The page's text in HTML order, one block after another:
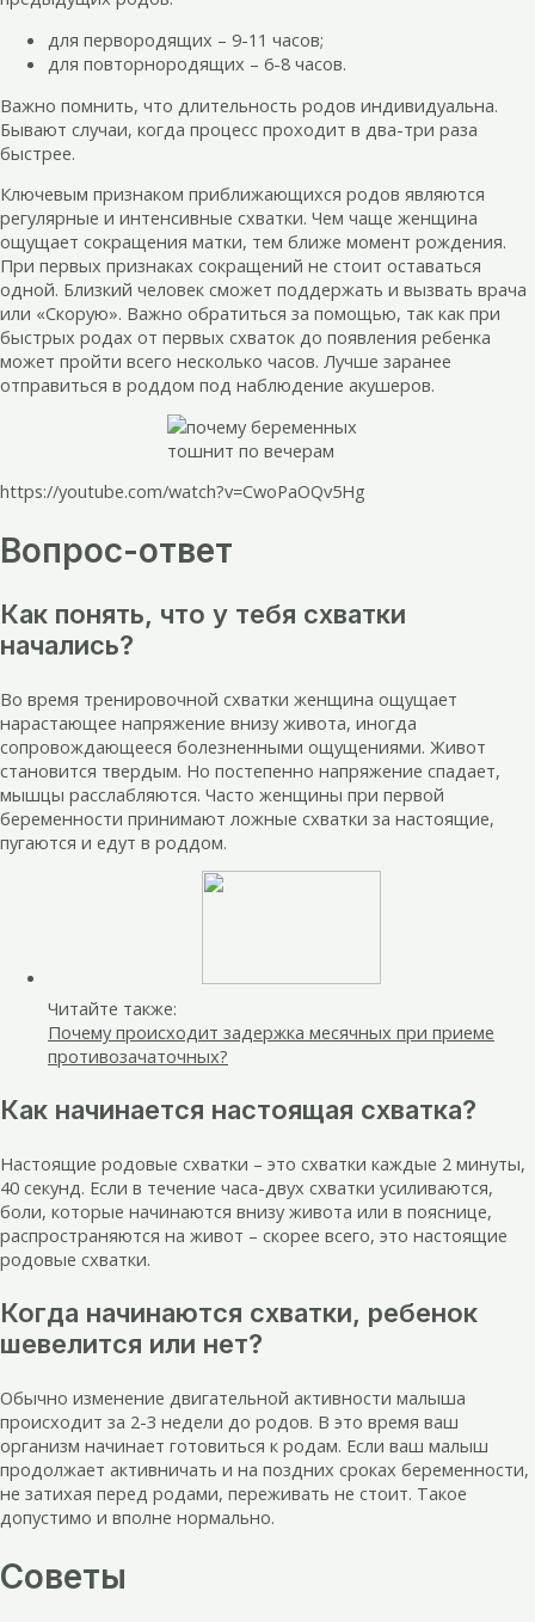
для первородящих – 9-11 часов;
для повторнородящих – 6-8 часов.
Важно помнить, что длительность родов индивидуальна.
Бывают случаи, когда процесс проходит в два-три раза
быстрее.
Ключевым признаком приближающихся родов являются
регулярные и интенсивные схватки. Чем чаще женщина
ощущает сокращения матки, тем ближе момент рождения.
При первых признаках сокращений не стоит оставаться
одной. Близкий человек сможет поддержать и вызвать врача
или «Скорую». Важно обратиться за помощью, так как при
быстрых родах от первых схваток до появления ребенка
может пройти всего несколько часов. Лучше заранее
отправиться в роддом под наблюдение акушеров.
https://youtube.com/watch?v=CwoPaOQv5Hg
Вопрос-ответ
Как понять, что у тебя схватки
начались?
Во время тренировочной схватки женщина ощущает
нарастающее напряжение внизу живота, иногда
сопровождающееся болезненными ощущениями. Живот
становится твердым. Но постепенно напряжение спадает,
мышцы расслабляются. Часто женщины при первой
беременности принимают ложные схватки за настоящие,
пугаются и едут в роддом.
Читайте также:
Почему происходит задержка месячных при приеме
противозачаточных?
Как начинается настоящая схватка?
Настоящие родовые схватки – это схватки каждые 2 минуты,
40 секунд. Если в течение часа-двух схватки усиливаются,
боли, которые начинаются внизу живота или в пояснице,
распространяются на живот – скорее всего, это настоящие
родовые схватки.
Когда начинаются схватки, ребенок
шевелится или нет?
Обычно изменение двигательной активности малыша
происходит за 2-3 недели до родов. В это время ваш
организм начинает готовиться к родам. Если ваш малыш
продолжает активничать и на поздних сроках беременности,
не затихая перед родами, переживать не стоит. Такое
допустимо и вполне нормально.
Советы